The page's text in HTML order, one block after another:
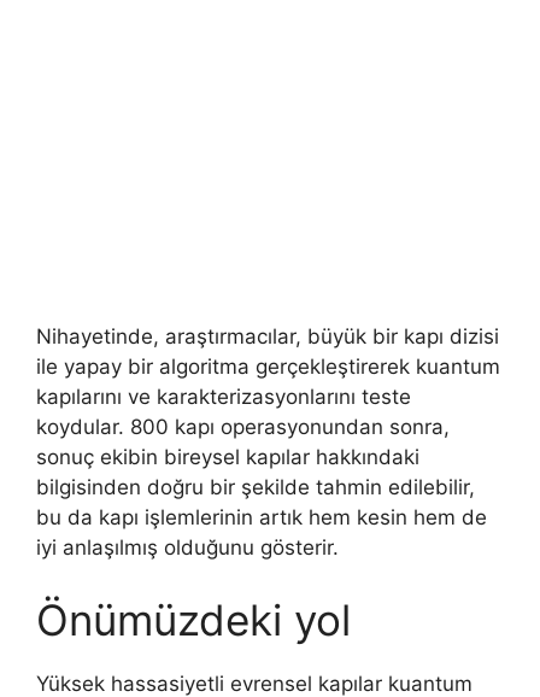
Nihayetinde, araştırmacılar, büyük bir kapı dizisi
ile yapay bir algoritma gerçekleştirerek kuantum
kapılarını ve karakterizasyonlarını teste
koydular. 800 kapı operasyonundan sonra,
sonuç ekibin bireysel kapılar hakkındaki
bilgisinden doğru bir şekilde tahmin edilebilir,
bu da kapı işlemlerinin artık hem kesin hem de
iyi anlaşılmış olduğunu gösterir.
Önümüzdeki yol
Yüksek hassasiyetli evrensel kapılar kuantum